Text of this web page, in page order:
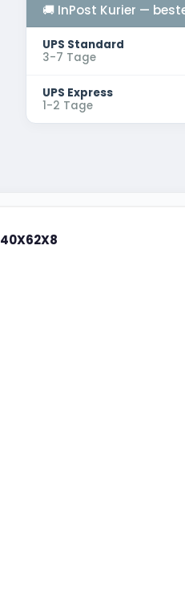
🚚 InPost Kurier —
UPS Standard
3-7 Tage
UPS Express
1-2 Tage